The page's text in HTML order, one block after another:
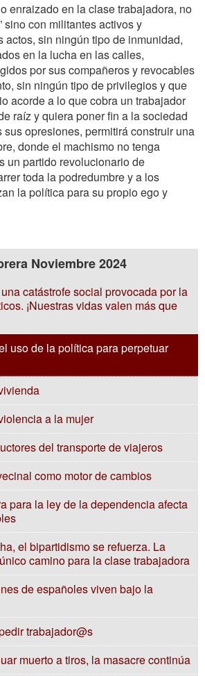
enraizado en la clase trabajadora, no
sino con militantes activos y
actos, sin ningún tipo de inmunidad,
en la lucha en las calles,
por sus compañeros y revocables
sin ningún tipo de privilegios y que
acorde a lo que cobra un trabajador
raíz y quiera poner fin a la sociedad
opresiones, permitirá construir una
donde el machismo no tenga
un partido revolucionario de
toda la podredumbre y a los
la política para su propio ego y
Noviembre 2024
catástrofe social provocada por la
¡Nuestras vidas valen más que
uso de la política para perpetuar
a la mujer
del transporte de viajeros
como motor de cambios
para la ley de la dependencia afecta
el bipartidismo se refuerza. La
camino para la clase trabajadora
de españoles viven bajo la
trabajador@s
muerto a tiros, la masacre continúa